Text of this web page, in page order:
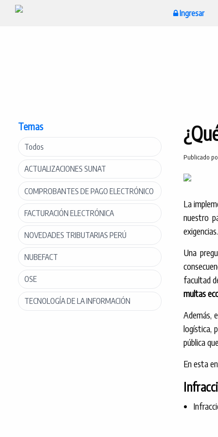
Ingresar
Temas
Todos
ACTUALIZACIONES SUNAT
COMPROBANTES DE PAGO ELECTRÓNICO
FACTURACIÓN ELECTRÓNICA
NOVEDADES TRIBUTARIAS PERÚ
NUBEFACT
OSE
TECNOLOGÍA DE LA INFORMACIÓN
Publicado
La
nuestro
exigencias.
Una
facultad
multas
Además,
logística,
pública
En esta